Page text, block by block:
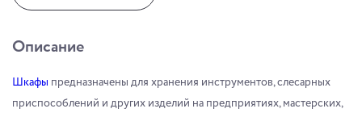
Описание
Шкафы предназначены для хранения инструментов, слесарных
приспособлений и других изделий на предприятиях, мастерских,